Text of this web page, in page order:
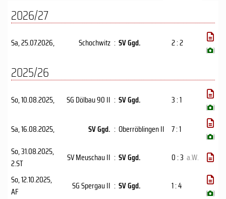
2026/27
Sa, 25.07.2026, Schochwitz : SV Ggd. 2 : 2
( )
2025/26
So, 10.08.2025, SG Dölbau 90 II : SV Ggd. 3 : 1
( )
Sa, 16.08.2025, SV Ggd. : Oberröblingen II 7 : 1
( )
So, 31.08.2025,
2.ST
SV Meuschau II : SV Ggd. 0 : 3 a.W.
So, 12.10.2025,
AF
SG Spergau II : SV Ggd. 1 : 4
( )